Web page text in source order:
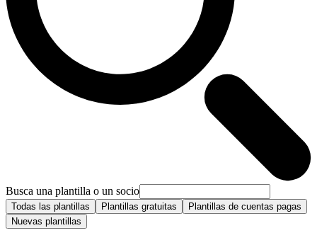
Busca una plantilla o un socio
Todas las plantillas Plantillas gratuitas
Plantillas de cuentas pagas
Nuevas plantillas